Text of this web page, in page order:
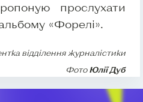
прослухати
альбому «Форелі».
відділення журналістики
ФотоЮлії Дуб